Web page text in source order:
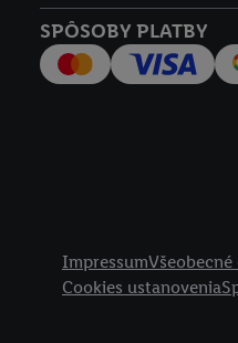
SPÔSOBY PLATBY
Impressum
Cookies ustanovenia